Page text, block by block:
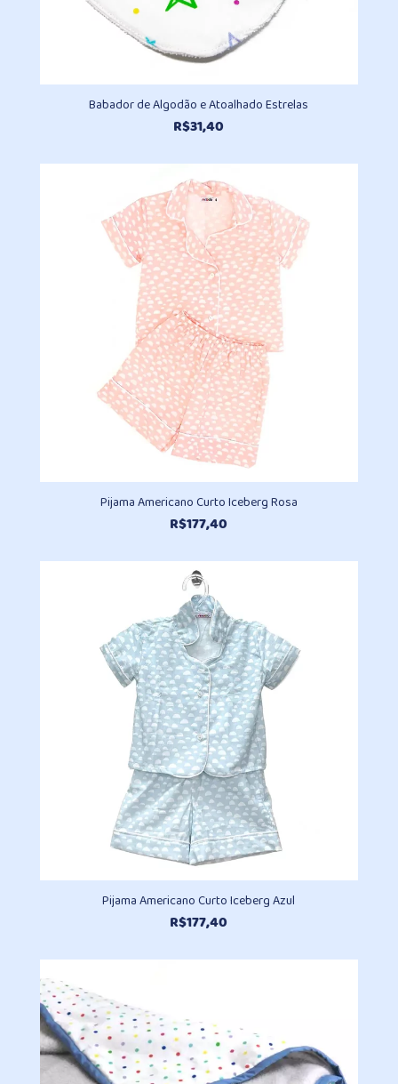
Babador de Algodão e Atoalhado Estrelas
R$31,40
Pijama Americano Curto Iceberg Rosa
R$177,40
Pijama Americano Curto Iceberg Azul
R$177,40